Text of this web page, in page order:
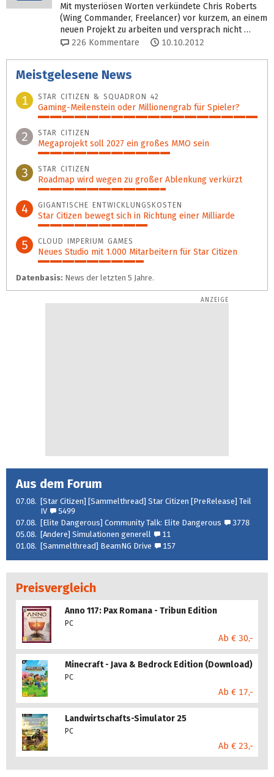
Mit mysteriösen Worten verkündete Chris Roberts
(Wing Commander, Freelancer) vor kurzem, an einem
neuen Projekt zu arbeiten und versprach nicht …
226 Kommentare 10.10.2012
Meistgelesene News
1
STAR CITIZEN & SQUADRON 42
Gaming-Meilenstein oder Millionengrab für Spieler?
100%
2 STAR CITIZEN
Megaprojekt soll 2027 ein großes MMO sein
60%
3 STAR CITIZEN
Roadmap wird wegen zu großer Ablenkung verkürzt
58%
4 GIGANTISCHE ENTWICKLUNGS­KOSTEN
Star Citizen bewegt sich in Richtung einer Milliarde
50%
5 CLOUD IMPERIUM GAMES
Neues Studio mit 1.000 Mitarbeitern für Star Citizen
48%
Datenbasis: News der letzten 5 Jahre.
Aus dem Forum
07.08. [Star Citizen] [Sammelthread] Star Citizen [PreRelease] Teil
IV
5499
07.08. [Elite Dangerous] Community Talk: Elite Dangerous
3778
05.08. [Andere] Simulationen generell
11
01.08. [Sammelthread] BeamNG Drive 157
Preisvergleich
Anno 117: Pax Romana - Tribun Edition
PC
Ab € 30,-
Minecraft - Java & Bedrock Edition (Download)
PC
Ab € 17,-
Landwirtschafts-Simulator 25
PC
Ab € 23,-